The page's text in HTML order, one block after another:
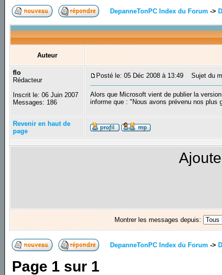
DepanneTonPC Index du Forum ->
Auteur
flo
Rédacteur
Inscrit le: 06 Juin 2007
Messages: 186
Posté le: 05 Déc 2008 à 13:49 Sujet du
Alors que Microsoft vient de publier la
informe que : "Nous avons prévenu nos plus
Revenir en haut de
page
Montrer les messages depuis:
DepanneTonPC Index du Forum ->
Page 1 sur 1